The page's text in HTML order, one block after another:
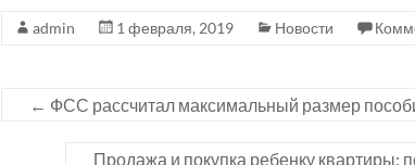
admin 1 февраля, 2019 Новости
← ФСС рассчитал максимальный размер
Продажа и покупка ребенку квартиры: